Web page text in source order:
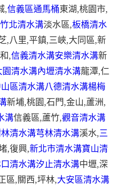
,信義區通馬桶東湖,桃園市,
竹北清水溝淡水區,板橋清水
,八里,平鎮,三峽,大同區,新
,信義清水溝安樂清水溝新
園清水溝內壢清水溝龍潭,仁
區清水溝八德清水溝楊梅
新埔,桃園 ,石門 ,金山,蘆洲 ,
溝信義區,蘆竹,觀音清水溝
清水溝芎林清水溝溪水,三
,復興,新北市清水溝寶山清
清水溝汐止清水溝中壢,深
區,關西,坪林,大安區清水溝